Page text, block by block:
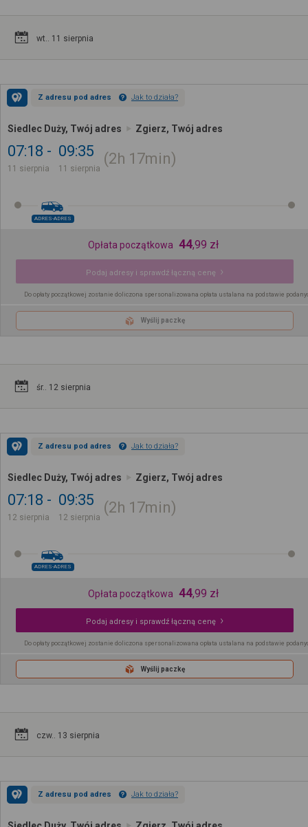
wt.. 11 sierpnia
Z adresu pod adres Jak to działa?
Siedlec Duży, Twój adres Zgierz, Twój adres
07:18
11 sierpnia
09:35
11 sierpnia
2h 17min
ADRES-ADRES
Opłata początkowa 44,99 zł
Podaj adresy i sprawdź łączną cenę
Do opłaty początkowej zostanie doliczona spersonalizowana opłata ustalana na podstawie
Wyślij paczkę
śr.. 12 sierpnia
Z adresu pod adres Jak to działa?
Siedlec Duży, Twój adres Zgierz, Twój adres
07:18
12 sierpnia
09:35
12 sierpnia
2h 17min
ADRES-ADRES
Opłata początkowa 44,99 zł
Podaj adresy i sprawdź łączną cenę
Do opłaty początkowej zostanie doliczona spersonalizowana opłata ustalana na podstawie
Wyślij paczkę
czw.. 13 sierpnia
Z adresu pod adres Jak to działa?